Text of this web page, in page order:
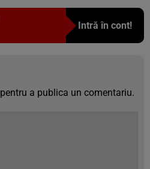
Intră în cont!
pentru a publica un comentariu.